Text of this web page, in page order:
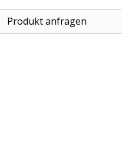
Produkt anfragen